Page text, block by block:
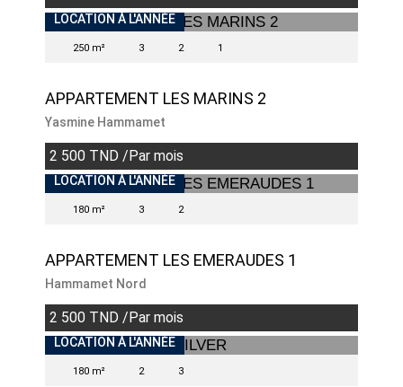
INDISPONIBLE
LOCATION À L'ANNÉE
250 m² 3 2 1
APPARTEMENT LES MARINS 2
Yasmine Hammamet
2 500 TND /Par mois
INDISPONIBLE
LOCATION À L'ANNÉE
180 m² 3 2
APPARTEMENT LES EMERAUDES 1
Hammamet Nord
2 500 TND /Par mois
INDISPONIBLE
LOCATION À L'ANNÉE
180 m² 2 3